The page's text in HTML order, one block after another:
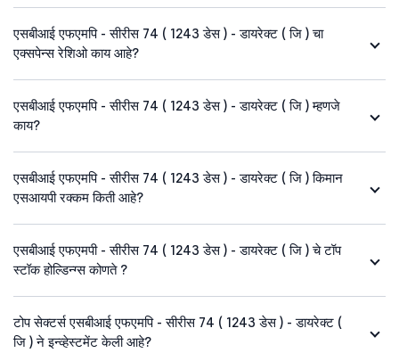
एसबीआई एफएमपि - सीरीस 74 ( 1243 डेस ) - डायरेक्ट ( जि ) चा
एक्सपेन्स रेशिओ काय आहे?
एसबीआई एफएमपि - सीरीस 74 ( 1243 डेस ) - डायरेक्ट ( जि ) म्हणजे
काय?
एसबीआई एफएमपि - सीरीस 74 ( 1243 डेस ) - डायरेक्ट ( जि ) किमान
एसआयपी रक्कम किती आहे?
एसबीआई एफएमपी - सीरीस 74 ( 1243 डेस ) - डायरेक्ट ( जि ) चे टॉप
स्टॉक होल्डिन्ग्स कोणते ?
टोप सेक्टर्स एसबीआई एफएमपि - सीरीस 74 ( 1243 डेस ) - डायरेक्ट (
जि ) ने इन्व्हेस्टमेंट केली आहे?